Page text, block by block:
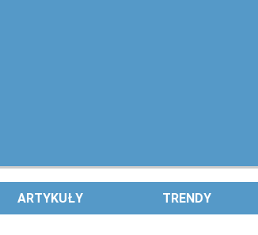
ARTYKUŁY TRENDY